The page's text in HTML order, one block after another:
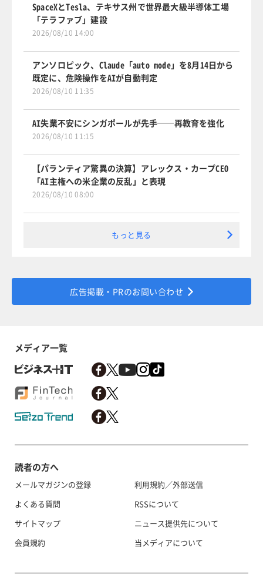
SpaceXとTesla、テキサス州で世界最大級半導体工場
「テラファブ」建設
2026/08/10 14:00
アンソロピック、Claude「auto mode」を8月14日から
既定に、危険操作をAIが自動判定
2026/08/10 11:35
AI失業不安にシンガポールが先手──再教育を強化
2026/08/10 11:15
【パランティア驚異の決算】アレックス・カープCEO
「AI主権への米企業の反乱」と表現
2026/08/10 08:00
もっと見る
広告掲載・PRのお問い合わせ
メディア一覧
読者の方へ
メールマガジンの登録
よくある質問
サイトマップ
会員規約
利用規約／外部送信
RSSについて
ニュース提供先について
当メディアについて